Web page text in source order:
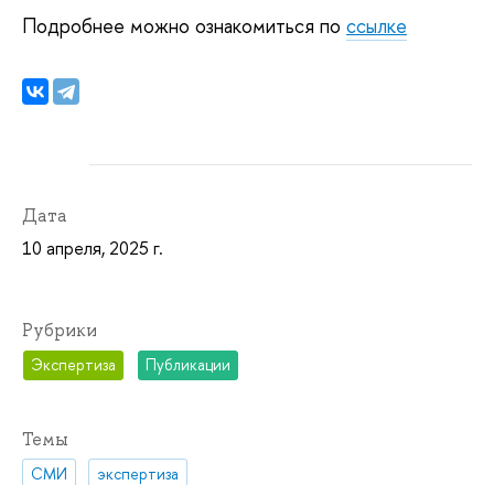
Подробнее можно ознакомиться по ссылке
Дата
10 апреля, 2025 г.
Рубрики
Экспертиза Публикации
Темы
СМИ экспертиза